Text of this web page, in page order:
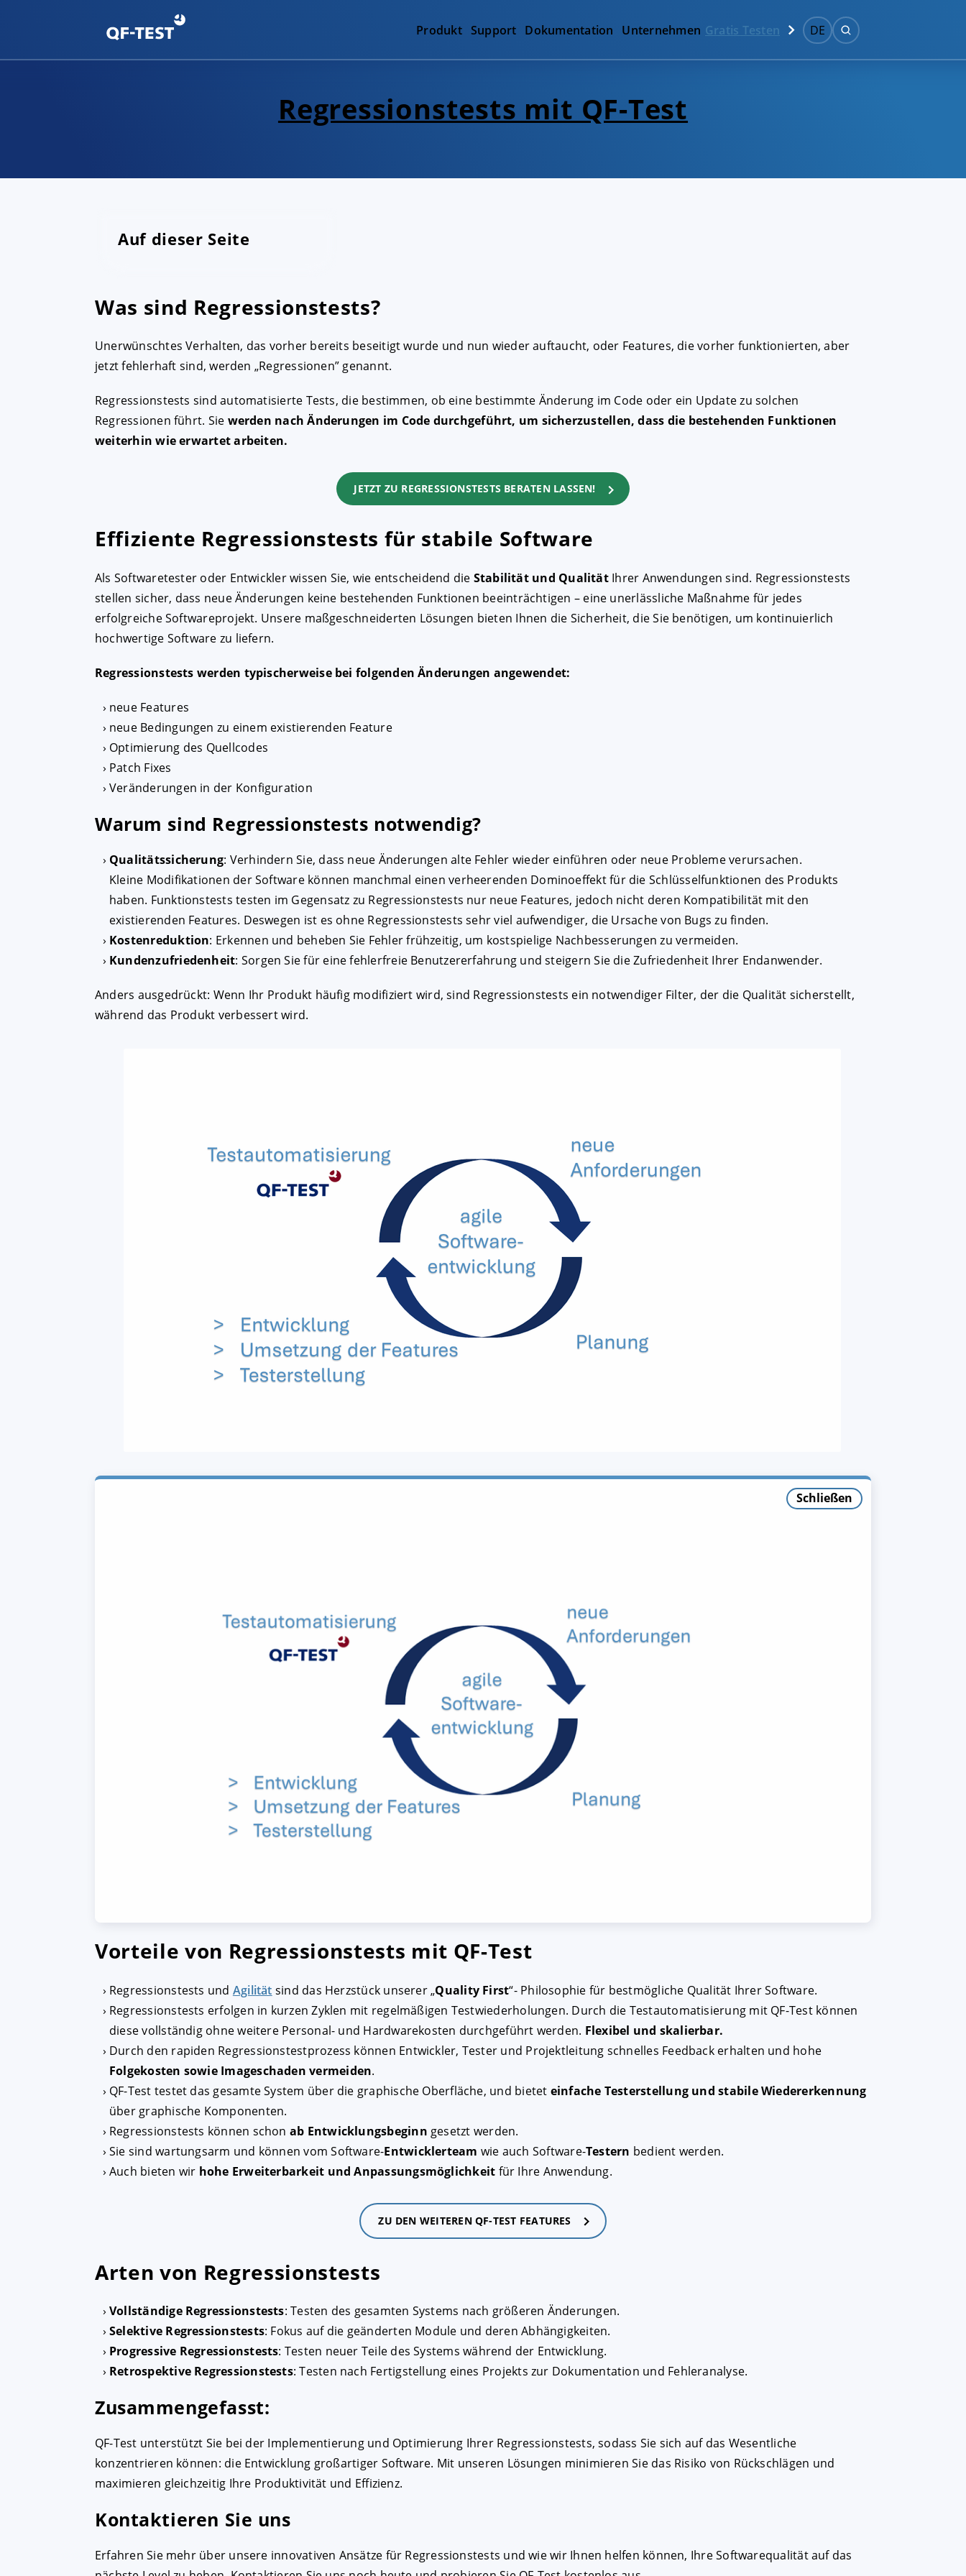
Produkt Support Dokumentation Unternehmen Gratis Testen DE
Regressionstests mit QF-Test
Auf dieser Seite
Was sind Regressionstests?
Unerwünschtes Verhalten, das vorher bereits beseitigt wurde und nun wieder auftaucht, oder Features, die vorher funktionierten, aber
jetzt fehlerhaft sind, werden „Regressionen” genannt.
Regressionstests sind automatisierte Tests, die bestimmen, ob eine bestimmte Änderung im Code oder ein Update zu solchen
Regressionen führt. Sie werden nach Änderungen im Code durchgeführt, um sicherzustellen, dass die bestehenden Funktionen
weiterhin wie erwartet arbeiten.
JETZT ZU REGRESSIONSTESTS BERATEN LASSEN!
Effiziente Regressionstests für stabile Software
Als Softwaretester oder Entwickler wissen Sie, wie entscheidend die Stabilität und QualitätIhrer Anwendungen sind. Regressionstests
stellen sicher, dass neue Änderungen keine bestehenden Funktionen beeinträchtigen – eine unerlässliche Maßnahme für jedes
erfolgreiche Softwareprojekt. Unsere maßgeschneiderten Lösungen bieten Ihnen die Sicherheit, die Sie benötigen, um kontinuierlich
hochwertige Software zu liefern.
Regressionstests werden typischerweise bei folgenden Änderungen angewendet:
neue Features
neue Bedingungen zu einem existierenden Feature
Optimierung des Quellcodes
Patch Fixes
Veränderungen in der Konfiguration
Warum sind Regressionstests notwendig?
Qualitätssicherung: Verhindern Sie, dass neue Änderungen alte Fehler wieder einführen oder neue Probleme verursachen.
Kleine Modifikationen der Software können manchmal einen verheerenden Dominoeffekt für die Schlüsselfunktionen des Produkts
haben. Funktionstests testen im Gegensatz zu Regressionstests nur neue Features, jedoch nicht deren Kompatibilität mit den
existierenden Features. Deswegen ist es ohne Regressionstests sehr viel aufwendiger, die Ursache von Bugs zu finden.
Kostenreduktion: Erkennen und beheben Sie Fehler frühzeitig, um kostspielige Nachbesserungen zu vermeiden.
Kundenzufriedenheit: Sorgen Sie für eine fehlerfreie Benutzererfahrung und steigern Sie die Zufriedenheit Ihrer Endanwender.
Anders ausgedrückt: Wenn Ihr Produkt häufig modifiziert wird, sind Regressionstests ein notwendiger Filter, der die Qualität sicherstellt,
während das Produkt verbessert wird.
Schließen
Vorteile von Regressionstests mit QF-Test
Regressionstests und Agilität sind das Herzstück unserer „Quality First“- Philosophie für bestmögliche Qualität Ihrer Software.
Regressionstests erfolgen in kurzen Zyklen mit regelmäßigen Testwiederholungen. Durch die Testautomatisierung mit QF-Test können
diese vollständig ohne weitere Personal- und Hardwarekosten durchgeführt werden. Flexibel und skalierbar.
Durch den rapiden Regressionstestprozess können Entwickler, Tester und Projektleitung schnelles Feedback erhalten und hohe
Folgekosten sowie Imageschaden vermeiden.
QF-Test testet das gesamte System über die graphische Oberfläche, und bietet einfache Testerstellung und stabile Wiedererkennung
über graphische Komponenten.
Regressionstests können schon ab Entwicklungsbeginn gesetzt werden.
Sie sind wartungsarm und können vom Software-Entwicklerteam wie auch Software-Testern bedient werden.
Auch bieten wir hohe Erweiterbarkeit und Anpassungsmöglichkeit für Ihre Anwendung.
ZU DEN WEITEREN QF-TEST FEATURES
Arten von Regressionstests
Vollständige Regressionstests: Testen des gesamten Systems nach größeren Änderungen.
Selektive Regressionstests: Fokus auf die geänderten Module und deren Abhängigkeiten.
Progressive Regressionstests: Testen neuer Teile des Systems während der Entwicklung.
Retrospektive Regressionstests: Testen nach Fertigstellung eines Projekts zur Dokumentation und Fehleranalyse.
Zusammengefasst:
QF-Test unterstützt Sie bei der Implementierung und Optimierung Ihrer Regressionstests, sodass Sie sich auf das Wesentliche
konzentrieren können: die Entwicklung großartiger Software. Mit unseren Lösungen minimieren Sie das Risiko von Rückschlägen und
maximieren gleichzeitig Ihre Produktivität und Effizienz.
Kontaktieren Sie uns
Erfahren Sie mehr über unsere innovativen Ansätze für Regressionstests und wie wir Ihnen helfen können, Ihre Softwarequalität auf das
AKZEPTIEREN KONFIGURIEREN
Impressum|Datenschutz